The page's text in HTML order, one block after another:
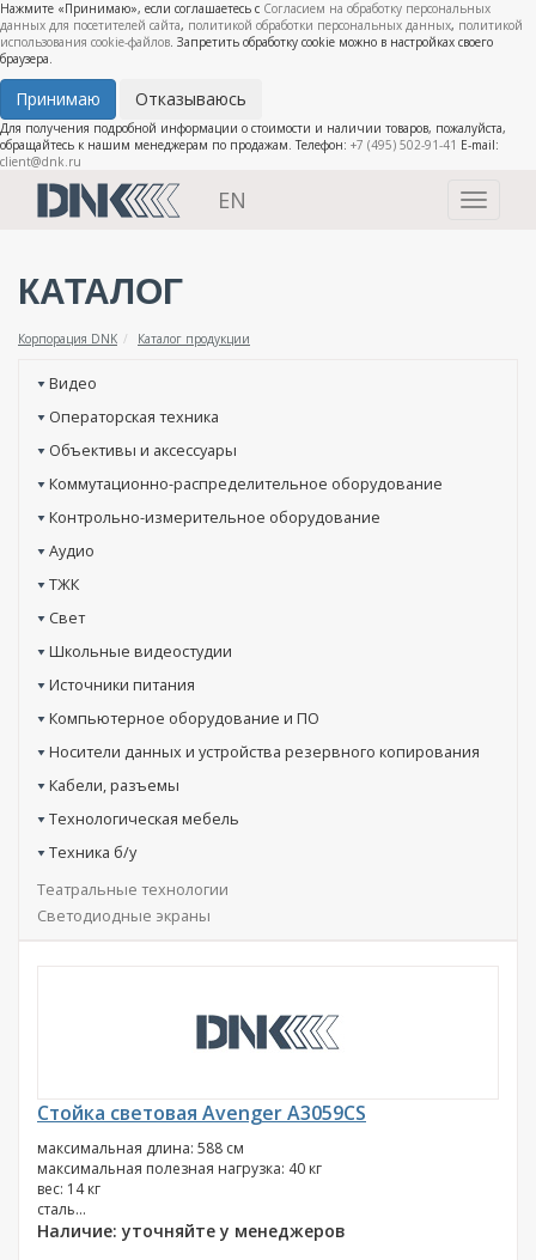
Нажмите «Принимаю», если соглашаетесь с Согласием на обработку персональных
данных для посетителей сайта, политикой обработки персональных данных, политикой
использования cookie-файлов. Запретить обработку cookie можно в настройках своего
браузера.
Принимаю Отказываюсь
Для получения подробной информации о стоимости и наличии товаров, пожалуйста,
обращайтесь к нашим менеджерам по продажам. Телефон: +7 (495) 502-91-41 E-mail:
client@dnk.ru
Toggle
EN
КАТАЛОГ
Корпорация DNK Каталог продукции
Видео
Операторская техника
Объективы и аксессуары
Коммутационно-распределительное оборудование
Контрольно-измерительное оборудование
Аудио
ТЖК
Свет
Школьные видеостудии
Источники питания
Компьютерное оборудование и ПО
Носители данных и устройства резервного копирования
Кабели, разъемы
Технологическая мебель
Техника б/у
Театральные технологии
Светодиодные экраны
Стойка световая Avenger A3059CS
максимальная длина: 588 см
максимальная полезная нагрузка: 40 кг
вес: 14 кг
сталь...
Наличие: уточняйте у менеджеров